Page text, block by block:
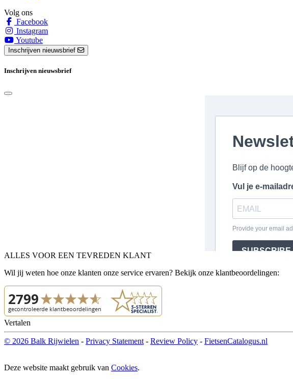
Volg ons
Facebook
Instagram
Youtube
Inschrijven nieuwsbrief
Inschrijven nieuwsbrief
ALLES VOOR EEN TEVREDEN KLANT
Wil jij weten hoe onze klanten onze service ervaren? Bekijk onze klantbeoordelingen:
Vertalen
© 2026 Balk Rijwielen - Privacy Statement - Review Policy - FietsenCatalogus.nl
Deze website maakt gebruik van Cookies.